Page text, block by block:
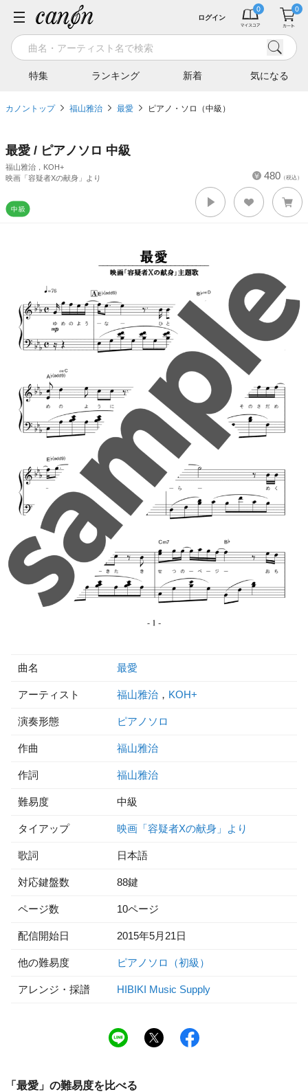
特集 ランキング 新着 気になる
ログイン
カノントップ 福山雅治 最愛 ピアノ・ソロ（中級）
最愛 / ピアノソロ 中級
福山雅治，KOH+
映画「容疑者Xの献身」より
480 （税込）
曲名 最愛
アーティスト 福山雅治 ， KOH+
演奏形態 ピアノソロ
作曲 福山雅治
作詞 福山雅治
難易度 中級
タイアップ 映画「容疑者Xの献身」より
歌詞 日本語
対応鍵盤数 88鍵
ページ数 10ページ
配信開始日 2015年5月21日
他の難易度 ピアノソロ（初級）
アレンジ・採譜 HIBIKI Music Supply
「 最愛 」の難易度を比べる